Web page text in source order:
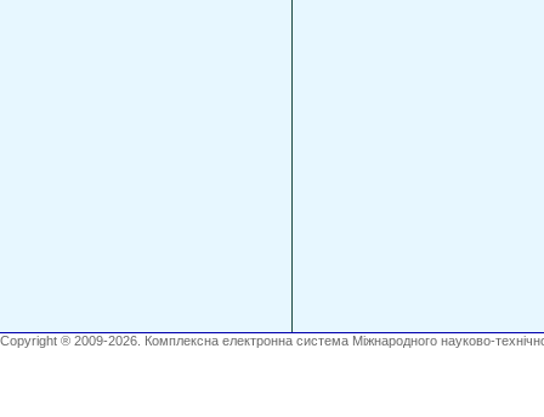
Copyright ® 2009-2026. Комплексна електронна система Міжнародного науково-